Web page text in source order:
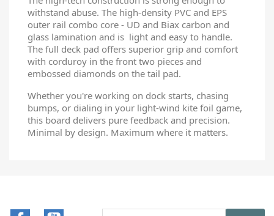
withstand abuse. The high-density PVC and EPS
outer rail combo core - UD and Biax carbon and
glass lamination and is light and easy to handle.
The full deck pad offers superior grip and comfort
with corduroy in the front two pieces and
embossed diamonds on the tail pad.
Whether you're working on dock starts, chasing
bumps, or dialing in your light-wind kite foil game,
this board delivers pure feedback and precision.
Minimal by design. Maximum where it matters.